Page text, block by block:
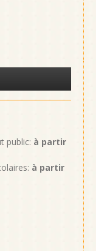
public: à partir
à partir